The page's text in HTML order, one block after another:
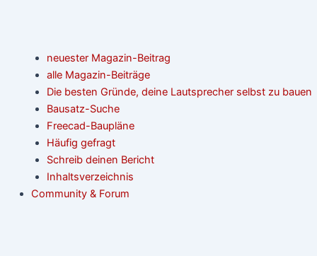
neuester Magazin-Beitrag
alle Magazin-Beiträge
Die besten Gründe, deine Lautsprecher selbst zu bauen
Bausatz-Suche
Freecad-Baupläne
Häufig gefragt
Schreib deinen Bericht
Inhaltsverzeichnis
Community & Forum